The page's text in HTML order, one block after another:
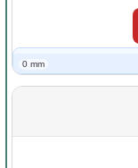
0 mm